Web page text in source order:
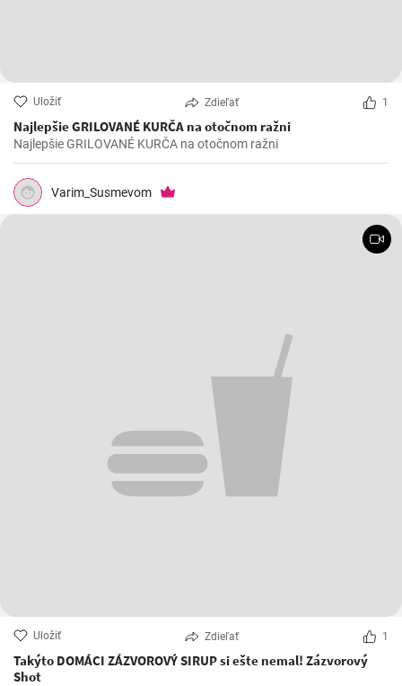
Uložiť Zdieľať 1
Najlepšie GRILOVANÉ KURČA na otočnom ražni
Najlepšie GRILOVANÉ KURČA na otočnom ražni
Varim_Susmevom
Uložiť Zdieľať 1
Takýto DOMÁCI ZÁZVOROVÝ SIRUP si ešte nemal! Zázvorový
Shot